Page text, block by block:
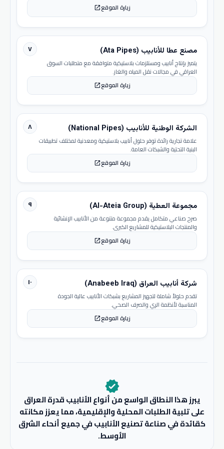
زيارة الموقعopen_in_new
٧ مصنع عطا للأنابيب (Ata Pipes)
يتميز بإنتاج أنابيب ومستلزمات بلاستيكية متوافقة مع متطلبات السوق
العراقي في مجالات نقل المياه والغاز.
زيارة الموقعopen_in_new
٨ الشركة الوطنية للأنابيب (National Pipes)
علامة تجارية رائدة توفر حلول أنابيب بلاستيكية ومعدنية لمختلف تطبيقات
البنية التحتية والشبكات العامة.
زيارة الموقعopen_in_new
٩ مجموعة العطية (Al-Ateia Group)
صرح صناعي متكامل يقدم مجموعة متنوعة من الأنابيب الإنشائية
والمنتجات البلاستيكية للمشاريع الكبرى.
زيارة الموقعopen_in_new
١٠ شركة أنابيب العراق (Anabeeb Iraq)
تقدم حلولاً شاملة لتجهيز المشاريع بشبكات الأنابيب عالية الجودة
المناسبة لأنظمة الري والصرف الصحي.
زيارة الموقعopen_in_new
verified
يبرز هذا النطاق الواسع من أنواع الأنابيب قدرة العراق
على تلبية الطلبات المحلية والإقليمية، مما يعزز مكانته
كقائدة في صناعة تصنيع الأنابيب في جميع أنحاء الشرق
الأوسط.